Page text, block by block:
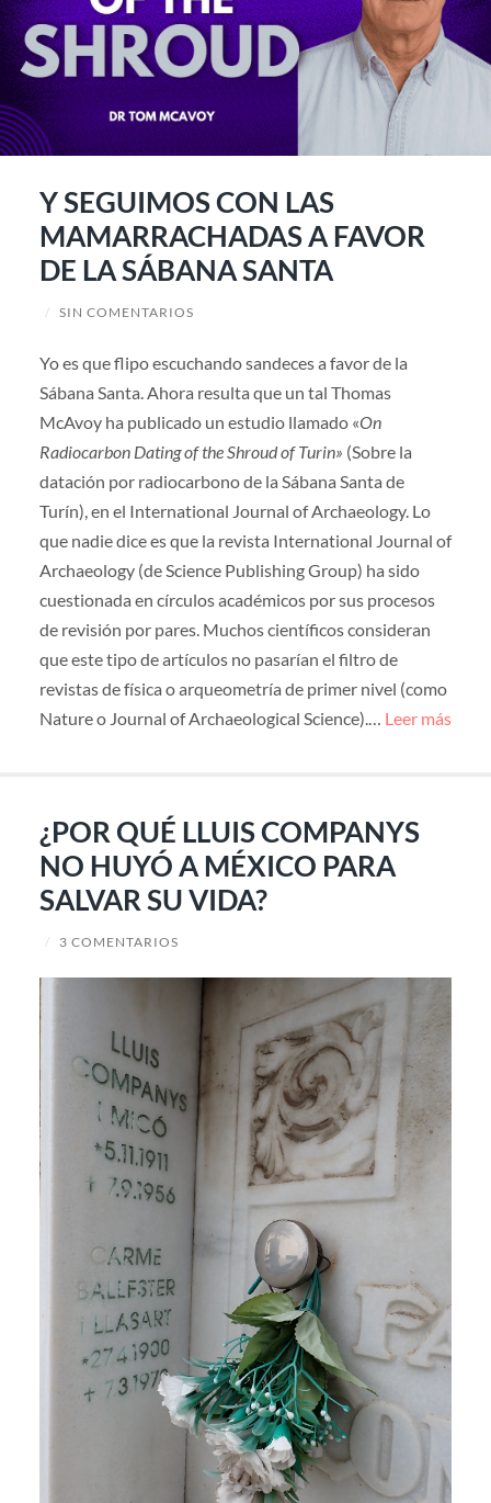
Y SEGUIMOS CON LAS
MAMARRACHADAS A FAVOR
DE LA SÁBANA SANTA
/ SIN COMENTARIOS
Yo es que flipo escuchando sandeces a favor de la
Sábana Santa. Ahora resulta que un tal Thomas
McAvoy ha publicado un estudio llamado «On
Radiocarbon Dating of the Shroud of Turin» (Sobre la
datación por radiocarbono de la Sábana Santa de
Turín), en el International Journal of Archaeology. Lo
que nadie dice es que la revista International Journal of
Archaeology (de Science Publishing Group) ha sido
cuestionada en círculos académicos por sus procesos
de revisión por pares. Muchos científicos consideran
que este tipo de artículos no pasarían el filtro de
revistas de física o arqueometría de primer nivel (como
Nature o Journal of Archaeological Science).… Leer más
¿POR QUÉ LLUIS COMPANYS
NO HUYÓ A MÉXICO PARA
SALVAR SU VIDA?
/ 3 COMENTARIOS